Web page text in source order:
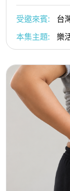
受邀來賓:
台
本集主題:
樂